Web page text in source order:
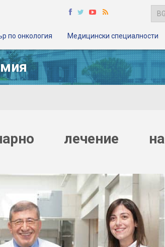
по онкология Медицински специалности
лечение на